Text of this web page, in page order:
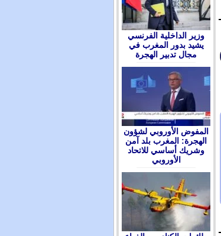
وزير الداخلية الفرنسي
يشيد بدور المغرب في
مجال تدبير الهجرة
المفوض الأوروبي لشؤون
الهجرة: المغرب بلد آمن
وشريك أساسي للاتحاد
الأوروبي